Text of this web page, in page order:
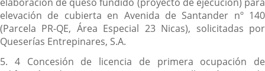
elevación de cubierta en Avenida de Santander nº 140
(Parcela PR-QE, Área Especial 23 Nicas), solicitadas por
Queserías Entrepinares, S.A.
5. 4 Concesión de licencia de primera ocupación de